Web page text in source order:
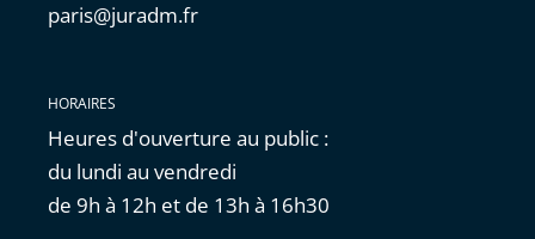
paris@juradm.fr
HORAIRES
Heures d'ouverture au public :
du lundi au vendredi
de 9h à 12h et de 13h à 16h30